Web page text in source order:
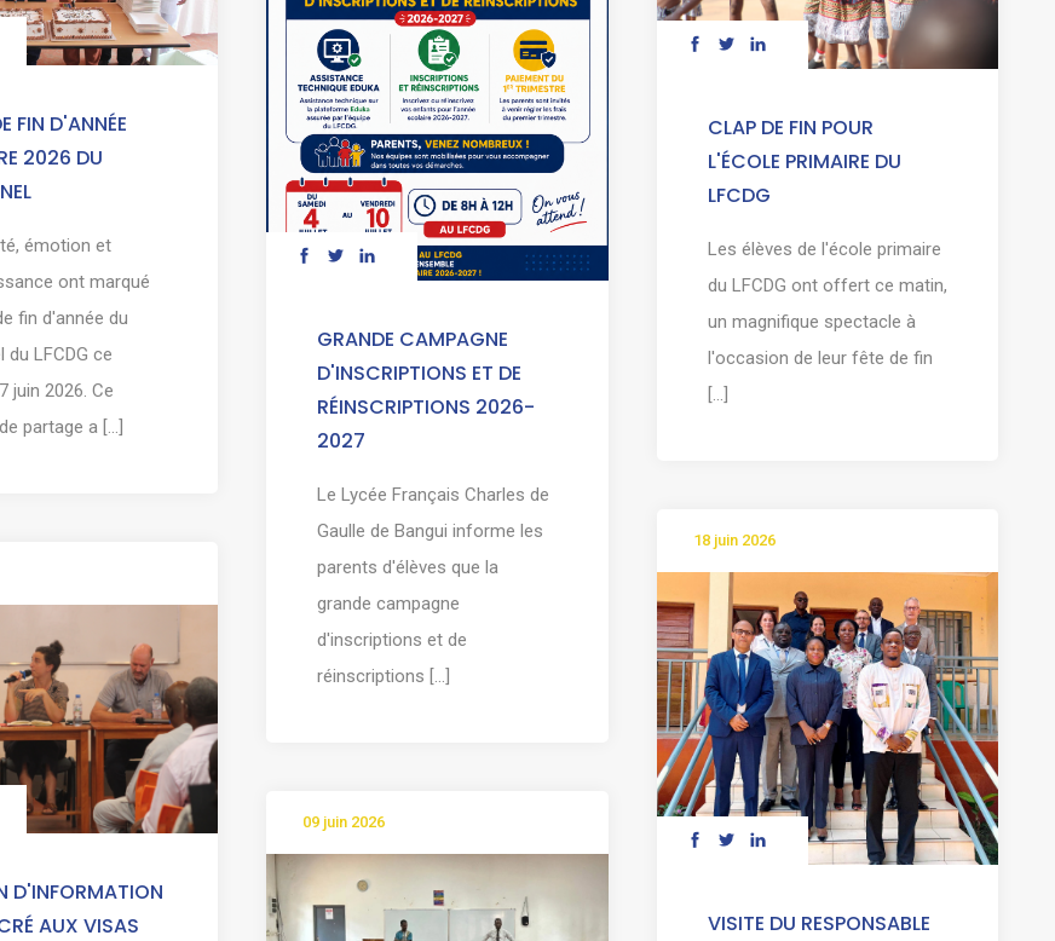
GRANDE CAMPAGNE
D'INSCRIPTIONS ET DE
RÉINSCRIPTIONS 2026-
2027
Le Lycée Français Charles de
Gaulle de Bangui informe les
parents d'élèves que la
grande campagne
d'inscriptions et de
réinscriptions [...]
FIN D'ANNÉE
2026 DU
émotion et
ont marqué
fin d'année du
du LFCDG ce
juin 2026. Ce
partage a [...]
CLAP DE FIN POUR
L'ÉCOLE PRIMAIRE DU
LFCDG
Les élèves de l'école primaire
du LFCDG ont offert ce matin,
un magnifique spectacle à
l'occasion de leur fête de fin
[...]
18 juin 2026
VISITE DU RESPONSABLE
D'INFORMATION
AUX VISAS
09 juin 2026